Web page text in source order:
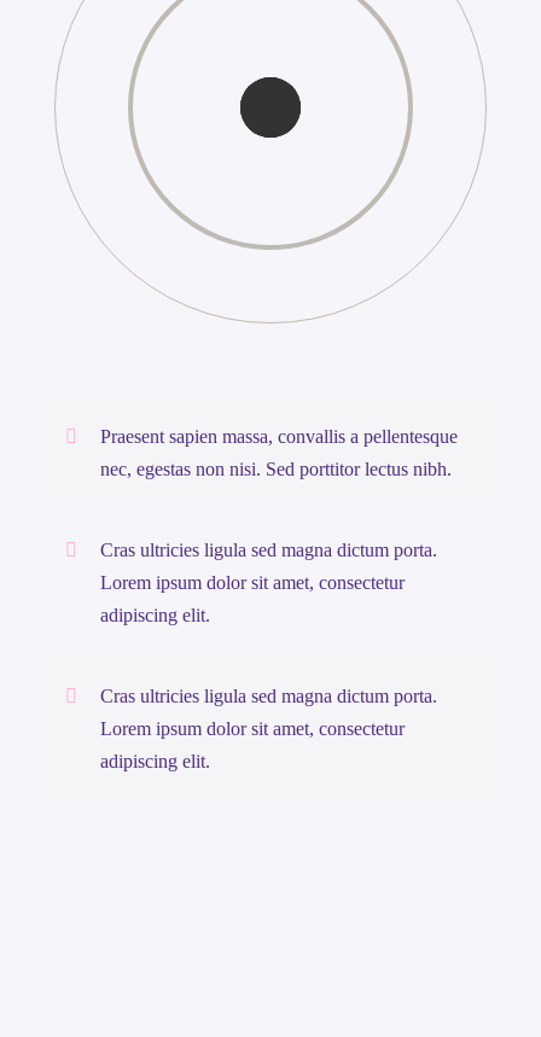
Praesent sapien massa, convallis a pellentesque
nec, egestas non nisi. Sed porttitor lectus nibh.
Cras ultricies ligula sed magna dictum porta.
Lorem ipsum dolor sit amet, consectetur
adipiscing elit.
Cras ultricies ligula sed magna dictum porta.
Lorem ipsum dolor sit amet, consectetur
adipiscing elit.